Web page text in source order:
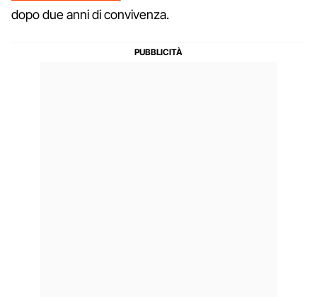
dopo due anni di convivenza.